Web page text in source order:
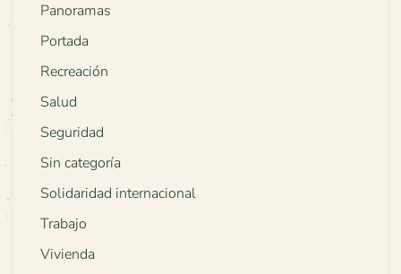
Panoramas
Portada
Recreación
Salud
Seguridad
Sin categoría
Solidaridad internacional
Trabajo
Vivienda